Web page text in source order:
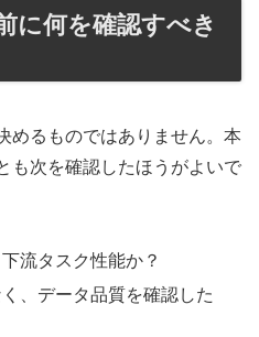
に何を確認すべき
めるものではありません。本
も次を確認したほうがよいで
流タスク性能か？
、データ品質を確認した